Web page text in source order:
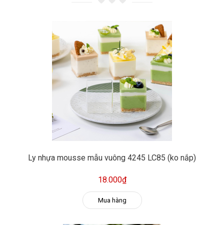
Ly nhựa mousse mẫu vuông 4245 LC85 (ko nắp)
18.000₫
Mua hàng